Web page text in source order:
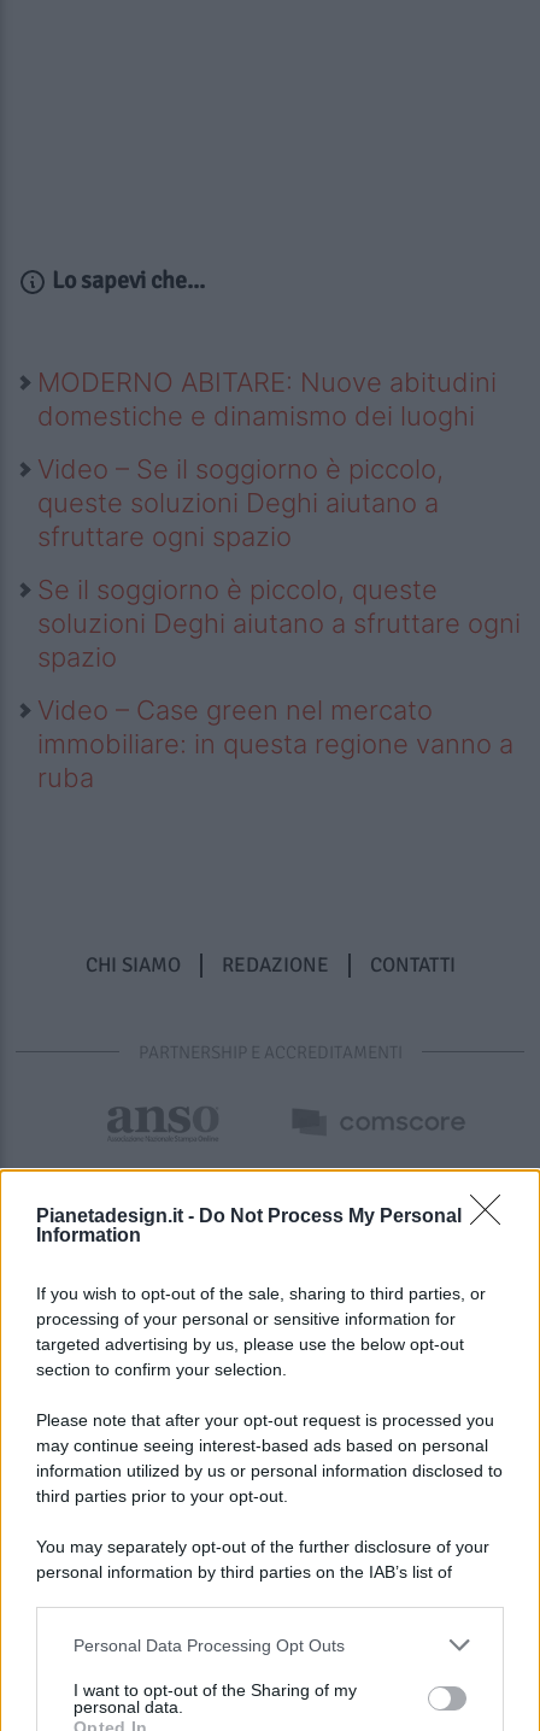
Pianetadesign.it - Do Not Process My Personal
Information
If you wish to opt-out of the sale, sharing to third parties, or
processing of your personal or sensitive information for
targeted advertising by us, please use the below opt-out
section to confirm your selection.
Please note that after your opt-out request is processed you
may continue seeing interest-based ads based on personal
information utilized by us or personal information disclosed to
third parties prior to your opt-out.
You may separately opt-out of the further disclosure of your
personal information by third parties on the IAB’s list of
This information may also be disclosed by us to third parties
disclose it to other third parties.
Personal Data Processing Opt Outs
I want to opt-out of the Sharing of my
personal data.
Lo sapevi che...
MODERNO ABITARE: Nuove abitudini
domestiche e dinamismo dei luoghi
Video – Se il soggiorno è piccolo,
queste soluzioni Deghi aiutano a
sfruttare ogni spazio
Se il soggiorno è piccolo, queste
soluzioni Deghi aiutano a sfruttare ogni
spazio
Video – Case green nel mercato
immobiliare: in questa regione vanno a
ruba
CHI SIAMO REDAZIONE CONTATTI
PARTNERSHIP E ACCREDITAMENTI
© 2026 - Pianeta Design - P.IVA 04827280654 - Testata
Registrata Al Tribunale Di Nocera Inferiore N. 8/2020 - RG N.
ISCRIZIONE AL ROC N. 35792 – ISCRITTA ALL’ANSO
(ASSOCIAZIONE NAZIONALE STAMPA ONLINE)
PREFERENZE PRIVACY